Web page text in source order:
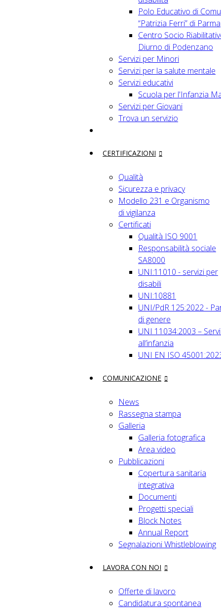
Polo Educativo di
“Patrizia Ferri” di Parma
Centro Socio
Diurno di Podenzano
Servizi per Minori
Servizi per la salute mentale
Servizi educativi
Scuola per l'Infanzia
Servizi per Giovani
Trova un servizio
CERTIFICAZIONI
Qualità
Sicurezza e privacy
Modello 231 e Organismo
di vigilanza
Certificati
Qualità ISO 9001
Responsabilità sociale
SA8000
UNI:11010 - servizi per
disabili
UNI:10881
UNI/PdR 125:2022 -
di genere
UNI 11034:2003 –
all’infanzia
UNI EN ISO
COMUNICAZIONE
News
Rassegna stampa
Galleria
Galleria fotografica
Area video
Pubblicazioni
Copertura sanitaria
integrativa
Documenti
Progetti speciali
Block Notes
Annual Report
Segnalazioni Whistleblowing
LAVORA CON NOI
Offerte di lavoro
Candidatura spontanea